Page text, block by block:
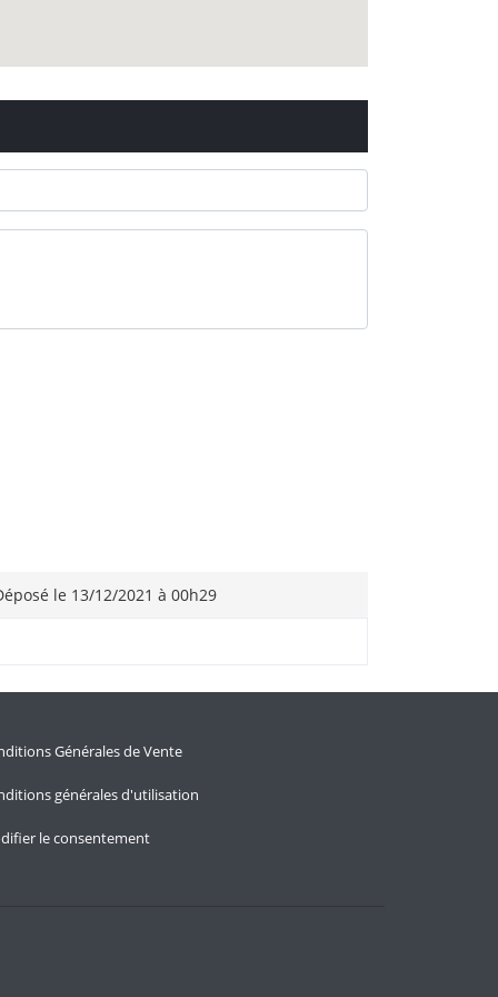
le 13/12/2021 à 00h29
Générales de Vente
générales d'utilisation
le consentement